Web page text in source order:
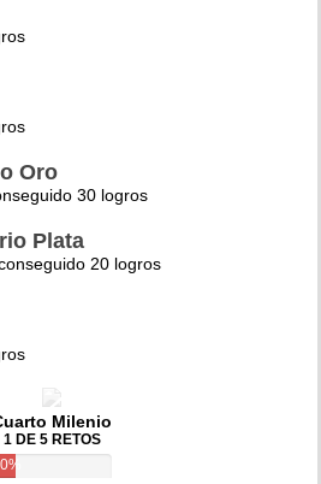
Oro
30 logros
Plata
20 logros
Milenio
1 DE 5 RETOS